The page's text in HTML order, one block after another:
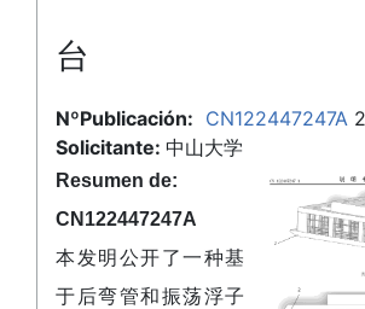
台
NºPublicación: CN122447247A
Solicitante: 中山大学
Resumen de:
CN122447247A
本发明公开了一种基
于后弯管和振荡浮子